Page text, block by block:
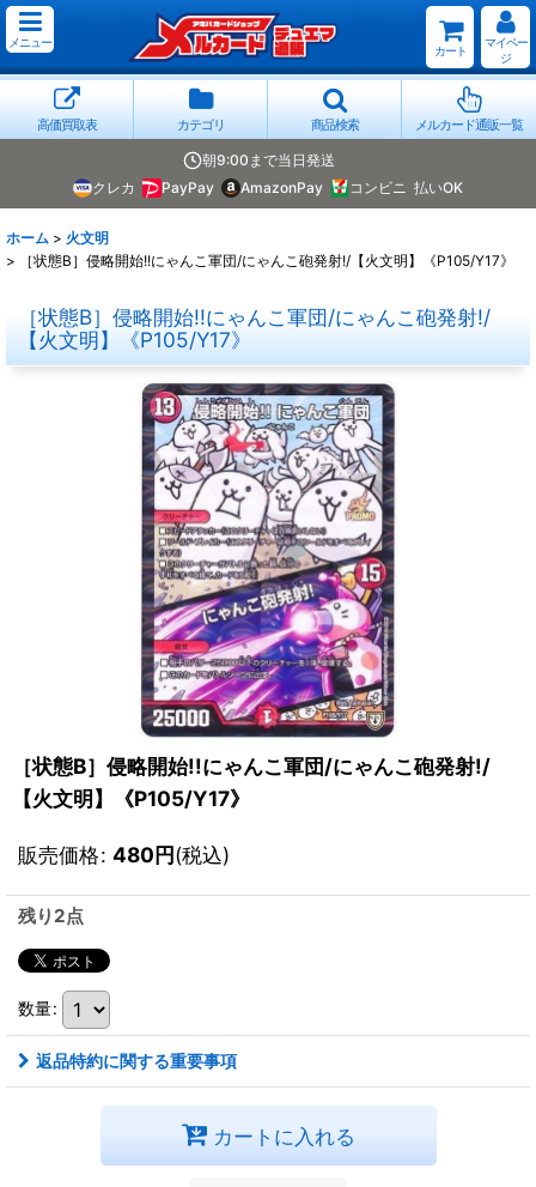
メニュー
カート
マイペー
ジ
高価買取表 カテゴリ 商品検索 メルカード通販一覧
朝9:00まで当日発送
クレカ
PayPay AmazonPay コンビニ 払いOK
ホーム > 火文明
>
［状態B］侵略開始!!にゃんこ軍団/にゃんこ砲発射!/【火文明】《P105/Y17》
［状態B］侵略開始!!にゃんこ軍団/にゃんこ砲発射!/
【火文明】《P105/Y17》
［状態B］侵略開始!!にゃんこ軍団/にゃんこ砲発射!/
【火文明】《P105/Y17》
販売価格: 480円(税込)
残り2点
数量:
返品特約に関する重要事項
カートに入れる